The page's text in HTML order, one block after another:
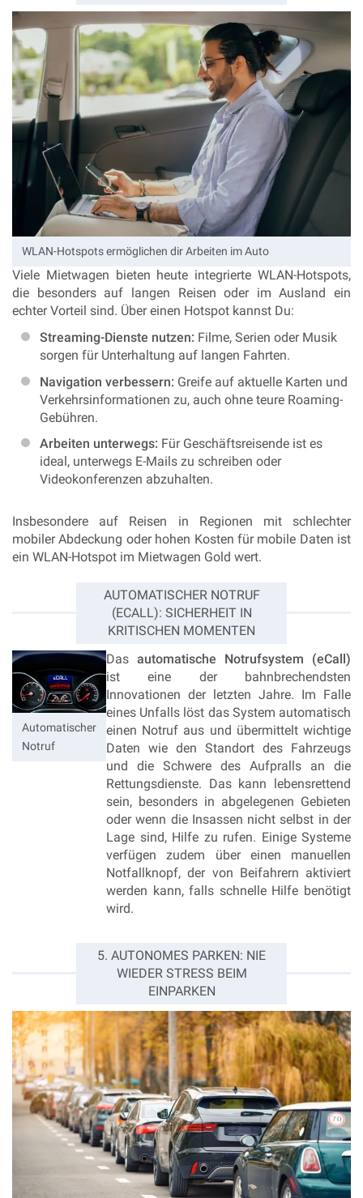
WLAN-Hotspots ermöglichen dir Arbeiten im Auto
Viele Mietwagen bieten heute integrierte WLAN-Hotspots,
die besonders auf langen Reisen oder im Ausland ein
echter Vorteil sind. Über einen Hotspot kannst Du:
Streaming-Dienste nutzen: Filme, Serien oder Musik
sorgen für Unterhaltung auf langen Fahrten.
Navigation verbessern: Greife auf aktuelle Karten und
Verkehrsinformationen zu, auch ohne teure Roaming-
Gebühren.
Arbeiten unterwegs: Für Geschäftsreisende ist es
ideal, unterwegs E-Mails zu schreiben oder
Videokonferenzen abzuhalten.
Insbesondere auf Reisen in Regionen mit schlechter
mobiler Abdeckung oder hohen Kosten für mobile Daten ist
ein WLAN-Hotspot im Mietwagen Gold wert.
AUTOMATISCHER NOTRUF
(ECALL): SICHERHEIT IN
KRITISCHEN MOMENTEN
Automatischer
Notruf
Das automatische Notrufsystem (eCall)
ist eine der bahnbrechendsten
Innovationen der letzten Jahre. Im Falle
eines Unfalls löst das System automatisch
einen Notruf aus und übermittelt wichtige
Daten wie den Standort des Fahrzeugs
und die Schwere des Aufpralls an die
Rettungsdienste. Das kann lebensrettend
sein, besonders in abgelegenen Gebieten
oder wenn die Insassen nicht selbst in der
Lage sind, Hilfe zu rufen. Einige Systeme
verfügen zudem über einen manuellen
Notfallknopf, der von Beifahrern aktiviert
werden kann, falls schnelle Hilfe benötigt
wird.
5. AUTONOMES PARKEN: NIE
WIEDER STRESS BEIM
EINPARKEN